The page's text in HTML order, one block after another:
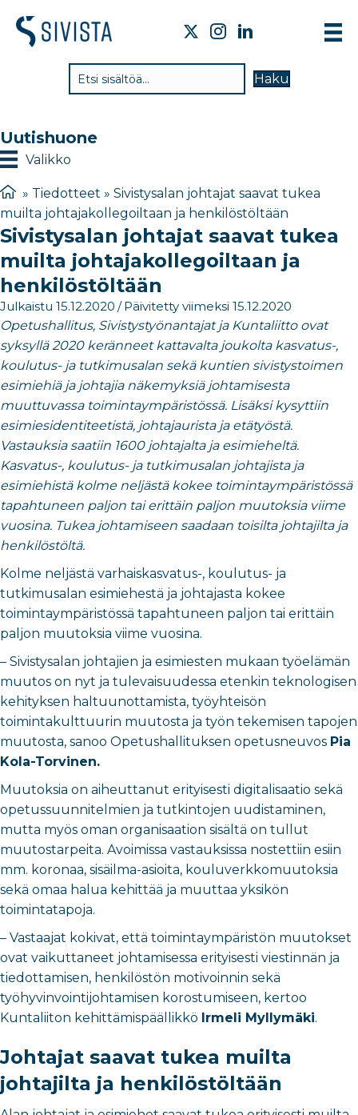
Haku
Uutishuone
Valikko
» Tiedotteet » Sivistysalan johtajat saavat tukea
muilta johtajakollegoiltaan ja henkilöstöltään
Sivistysalan johtajat saavat tukea
muilta johtajakollegoiltaan ja
henkilöstöltään
Julkaistu 15.12.2020 / Päivitetty viimeksi 15.12.2020
Opetushallitus, Sivistystyönantajat ja Kuntaliitto ovat
syksyllä 2020 keränneet kattavalta joukolta kasvatus-,
koulutus- ja tutkimusalan sekä kuntien sivistystoimen
esimiehiä ja johtajia näkemyksiä johtamisesta
muuttuvassa toimintaympäristössä. Lisäksi kysyttiin
esimiesidentiteetistä, johtajaurista ja etätyöstä.
Vastauksia saatiin 1600 johtajalta ja esimieheltä.
Kasvatus-, koulutus- ja tutkimusalan johtajista ja
esimiehistä kolme neljästä kokee toimintaympäristössä
tapahtuneen paljon tai erittäin paljon muutoksia viime
vuosina. Tukea johtamiseen saadaan toisilta johtajilta ja
henkilöstöltä.
Kolme neljästä varhaiskasvatus-, koulutus- ja
tutkimusalan esimiehestä ja johtajasta kokee
toimintaympäristössä tapahtuneen paljon tai erittäin
paljon muutoksia viime vuosina.
– Sivistysalan johtajien ja esimiesten mukaan työelämän
muutos on nyt ja tulevaisuudessa etenkin teknologisen
kehityksen haltuunottamista, työyhteisön
toimintakulttuurin muutosta ja työn tekemisen tapojen
muutosta, sanoo Opetushallituksen opetusneuvos Pia
Kola-Torvinen.
Muutoksia on aiheuttanut erityisesti digitalisaatio sekä
opetussuunnitelmien ja tutkintojen uudistaminen,
mutta myös oman organisaation sisältä on tullut
muutostarpeita. Avoimissa vastauksissa nostettiin esiin
mm. koronaa, sisäilma-asioita, kouluverkkomuutoksia
sekä omaa halua kehittää ja muuttaa yksikön
toimintatapoja.
– Vastaajat kokivat, että toimintaympäristön muutokset
ovat vaikuttaneet johtamisessa erityisesti viestinnän ja
tiedottamisen, henkilöstön motivoinnin sekä
työhyvinvointijohtamisen korostumiseen, kertoo
Kuntaliiton kehittämispäällikkö Irmeli Myllymäki.
Johtajat saavat tukea muilta
johtajilta ja henkilöstöltään